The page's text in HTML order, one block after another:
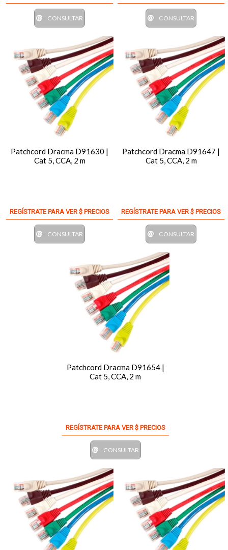
CONSULTAR CONSULTAR
Patchcord Dracma D91630 |
Cat 5, CCA, 2 m
REGÍSTRATE PARA VER $ PRECIOS
CONSULTAR
Patchcord Dracma D91647 |
Cat 5, CCA, 2 m
REGÍSTRATE PARA VER $ PRECIOS
CONSULTAR
Patchcord Dracma D91654 |
Cat 5, CCA, 2 m
REGÍSTRATE PARA VER $ PRECIOS
CONSULTAR